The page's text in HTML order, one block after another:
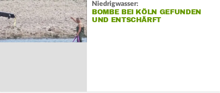
Niedrigwasser:
BOMBE BEI KÖLN GEFUNDEN
UND ENTSCHÄRFT